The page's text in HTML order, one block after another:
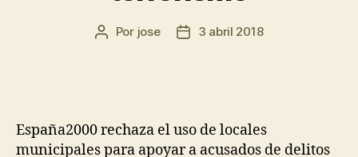
Por jose 3 abril 2018
España2000 rechaza el uso de locales
municipales para apoyar a acusados de delitos